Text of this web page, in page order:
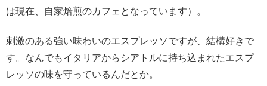
は現在、自家焙煎のカフェとなっています）。
刺激のある強い味わいのエスプレッソですが、結構好きで
す。なんでもイタリアからシアトルに持ち込まれたエスプ
レッソの味を守っているんだとか。